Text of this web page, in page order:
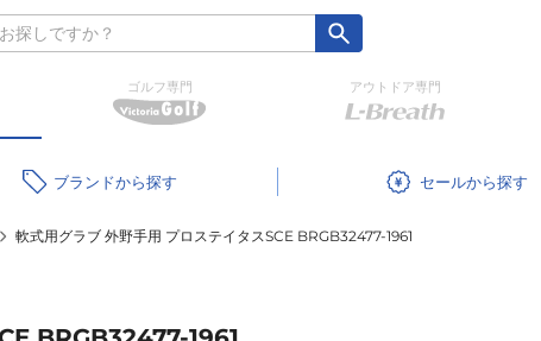
ゴルフ専門 アウトドア専門
ブランド セール
軟式用グラブ 外野手用 プロステイタスSCE BRGB32477-1961